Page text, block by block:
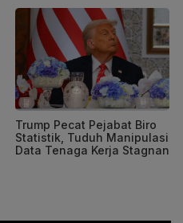
Trump Pecat Pejabat Biro
Statistik, Tuduh Manipulasi
Data Tenaga Kerja Stagnan